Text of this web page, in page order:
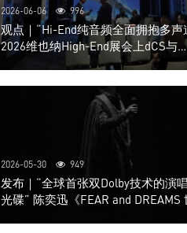
2026-06-06 996
观点｜“Hi-End纯音频全面拥抱多声
2026维也纳High-End展会上dCS与
Trinnov Audio搭建多声道演示系统
2026-05-30 949
发布｜“全球首张双Dolby技术的演
光碟” 陈奕迅《FEAR and DREAMS